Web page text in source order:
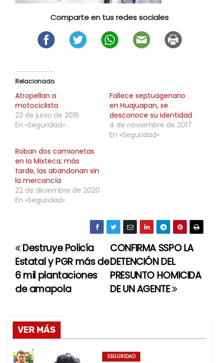
Comparte en tus redes sociales
Relacionado
Atropellan a
motociclista
23 de junio de 2016
En «Seguridad»
Fallece septuagenario
en Huajuapan, se
desconoce su identidad
4 de noviembre de 2017
En «Seguridad»
Roban dos camionetas
en la Mixteca; más
tarde, las abandonan sin
la mercancía
22 de diciembre de 2020
En «Seguridad»
N
a
v
g
a
CONFIRMA SSPO LA
DETENCIÓN DEL
PRESUNTO HOMICIDA
DE UN AGENTE
Destruye Policía
Estatal y PGR más de
6 mil plantaciones
de amapola
VER MÁS
SEGURIDAD